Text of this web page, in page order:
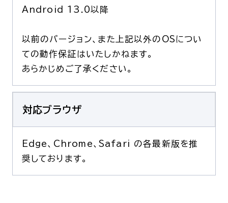
Android 13.0以降
以前のバージョン、また上記以外のOSについ
ての動作保証はいたしかねます。
あらかじめご了承ください。
対応ブラウザ
Edge、Chrome、Safari の各最新版を推
奨しております。